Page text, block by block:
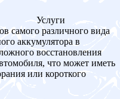
Услуги
самого различного вида
аккумулятора в
восстановления
что может иметь
или короткого